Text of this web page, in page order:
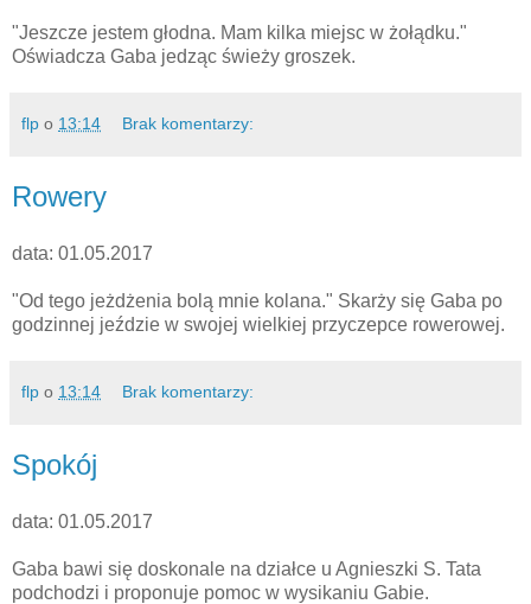
"Jeszcze jestem głodna. Mam kilka miejsc w żołądku."
Oświadcza Gaba jedząc świeży groszek.
flp o 13:14 Brak komentarzy:
Rowery
data: 01.05.2017
"Od tego jeżdżenia bolą mnie kolana." Skarży się Gaba po
godzinnej jeździe w swojej wielkiej przyczepce rowerowej.
flp o 13:14 Brak komentarzy:
Spokój
data: 01.05.2017
Gaba bawi się doskonale na działce u Agnieszki S. Tata
podchodzi i proponuje pomoc w wysikaniu Gabie.